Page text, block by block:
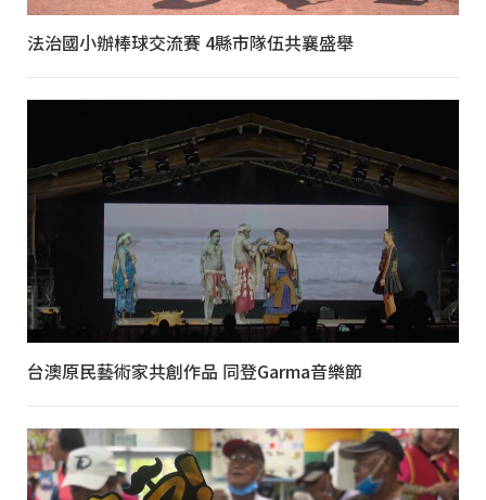
法治國小辦棒球交流賽 4縣市隊伍共襄盛舉
台澳原民藝術家共創作品 同登Garma音樂節